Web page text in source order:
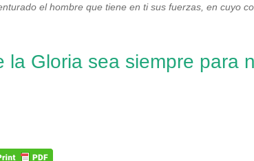
el hombre que tiene en ti sus fuerzas, en cuyo
la Gloria sea siempre para